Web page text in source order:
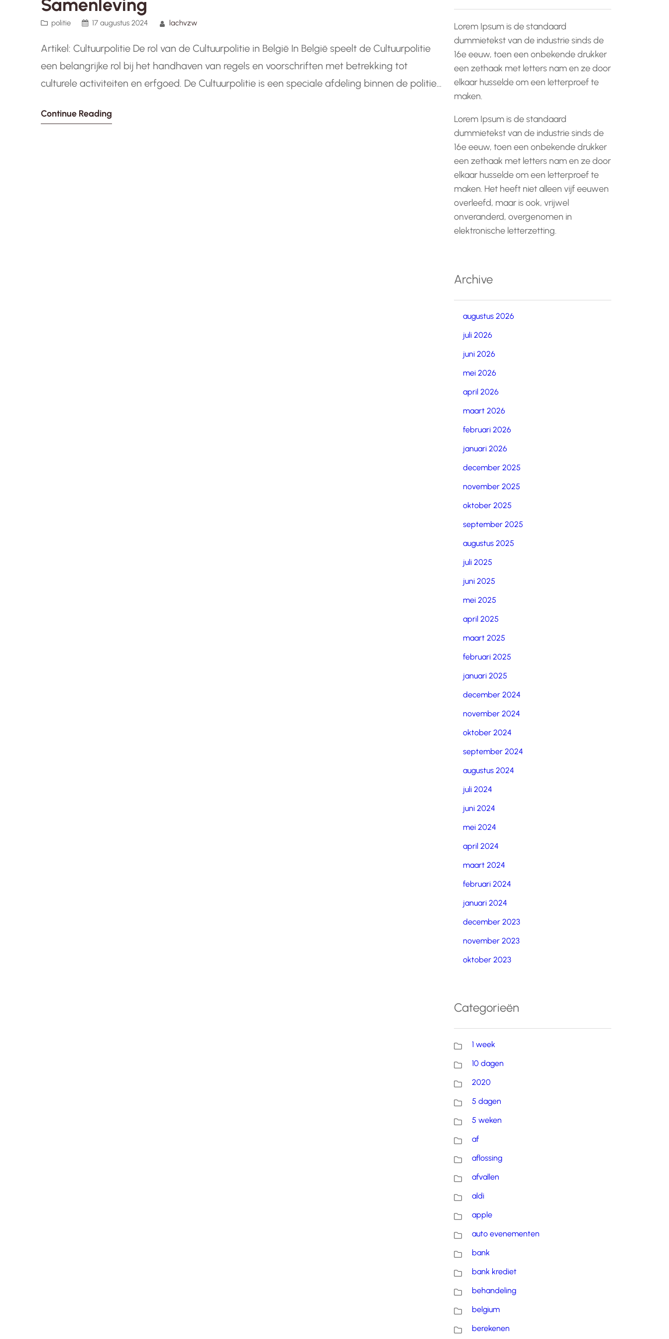
Samenleving
politie 17 augustus 2024 lachvzw
Artikel: Cultuurpolitie De rol van de Cultuurpolitie in België In België speelt de Cultuurpolitie
een belangrijke rol bij het handhaven van regels en voorschriften met betrekking tot
culturele activiteiten en erfgoed. De Cultuurpolitie is een speciale afdeling binnen de politie
bevorderen…
Continue Reading
Lorem Ipsum is de standaard
dummietekst van de industrie sinds de
16e eeuw, toen een onbekende drukker
een zethaak met letters nam en ze door
elkaar husselde om een letterproef te
maken.
Lorem Ipsum is de standaard
dummietekst van de industrie sinds de
16e eeuw, toen een onbekende drukker
een zethaak met letters nam en ze door
elkaar husselde om een letterproef te
maken. Het heeft niet alleen vijf eeuwen
overleefd, maar is ook, vrijwel
onveranderd, overgenomen in
elektronische letterzetting.
Archive
augustus 2026
juli 2026
juni 2026
mei 2026
april 2026
maart 2026
februari 2026
januari 2026
december 2025
november 2025
oktober 2025
september 2025
augustus 2025
juli 2025
juni 2025
mei 2025
april 2025
maart 2025
februari 2025
januari 2025
december 2024
november 2024
oktober 2024
september 2024
augustus 2024
juli 2024
juni 2024
mei 2024
april 2024
maart 2024
februari 2024
januari 2024
december 2023
november 2023
oktober 2023
Categorieën
1 week
10 dagen
2020
5 dagen
5 weken
af
aflossing
afvallen
aldi
apple
auto evenementen
bank
bank krediet
behandeling
belgium
berekenen